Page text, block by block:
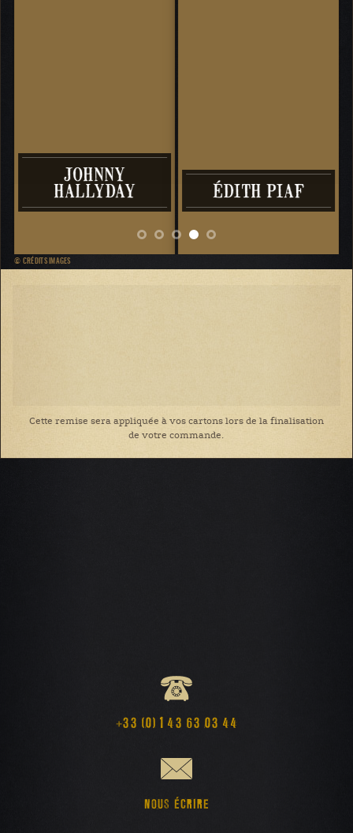
JOHNNY
HALLYDAY ÉDITH PIAF
© CRÉDITS IMAGES
Cette remise sera appliquée à vos cartons lors de la finalisation
de votre commande.
+33 (0) 1 43 63 03 44
NOUS ÉCRIRE